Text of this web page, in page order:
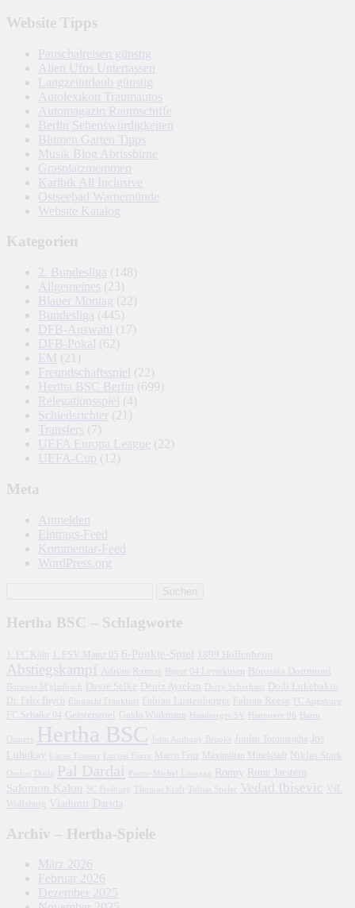
Website Tipps
Pauschalreisen günstig
Alien Ufos Untertassen
Langzeiturlaub günstig
Autolexikon Traumautos
Automagazin Raumschiffe
Berlin Sehenswürdigkeiten
Blumen Garten Tipps
Musik Blog Abrissbirne
Grasplatzmemmen
Karibik All Inclusive
Ostseebad Warnemünde
Website Katalog
Kategorien
2. Bundesliga (148)
Allgemeines (23)
Blauer Montag (22)
Bundesliga (445)
DFB-Auswahl
(17)
DFB-Pokal (62)
EM (21)
Freundschaftsspiel (22)
Hertha BSC Berlin
(699)
Relegationsspiel (4)
Schiedsrichter
(21)
Transfers (7)
UEFA Europa League (22)
UEFA-Cup (12)
Meta
Anmelden
Eintrags-Feed
Kommentar-Feed
WordPress.org
Hertha BSC – Schlagworte
1. FC Köln 1. FSV Mainz 05 6-Punkte-Spiel 1899 Hoffenheim
Abstiegskampf Adrian Ramos Bayer 04 Leverkusen Borussia Dortmund
Borussia M'gladbach Davie Selke Deniz Aytekin Derry Scherhant
Dodi Lukebakio
Dr. Felix Brych
Fabian Lustenberger Fabian Reese
FC Schalke 04 Geisterspiel Guido Winkmann Hamburger SV
Hertha BSC Jordan Torunarigha
Jos
Luhukay
Marco Fritz Maximilian Mittelstädt Niklas Stark
Pal Dardai Pierre-Michel Lasogga Ronny Rune Jarstein
Salomon Kalou SC Freiburg Thomas Kraft Tobias Stieler Vedad Ibisevic
VfL
Wolfsburg Vladimir Darida
Archiv – Hertha-Spiele
März 2026
Februar 2026
Dezember 2025